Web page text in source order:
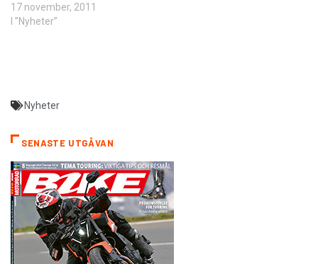
17 november, 2011
I ”Nyheter”
Nyheter
SENASTE UTGÅVAN